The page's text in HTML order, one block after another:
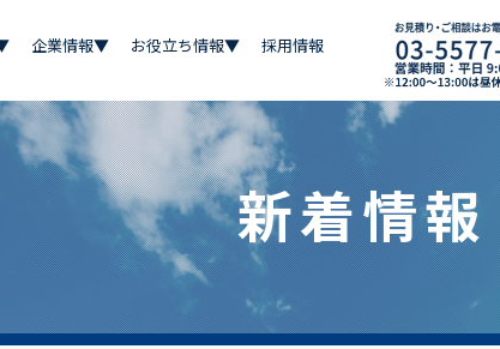
企業情報▼ お役立ち情報▼ 採用情報
新着情報